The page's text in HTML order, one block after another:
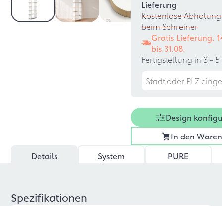
Lieferung
Kostenlose
beim Schreiner
Gratis Lieferung.
bis 31.08.
Fertigstellung in 3 -
Design
In den
Details
System PURE
Spezifikationen